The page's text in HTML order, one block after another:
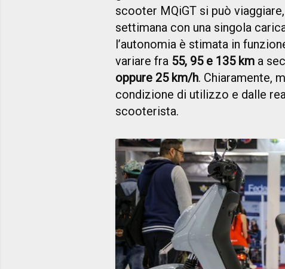
scooter MQiGT si può
settimana con una singola
l’autonomia è stimata in
variare fra 55, 95 e 135 km a
oppure 25 km/h. Chiaramente,
condizione di utilizzo e dalle
scooterista.